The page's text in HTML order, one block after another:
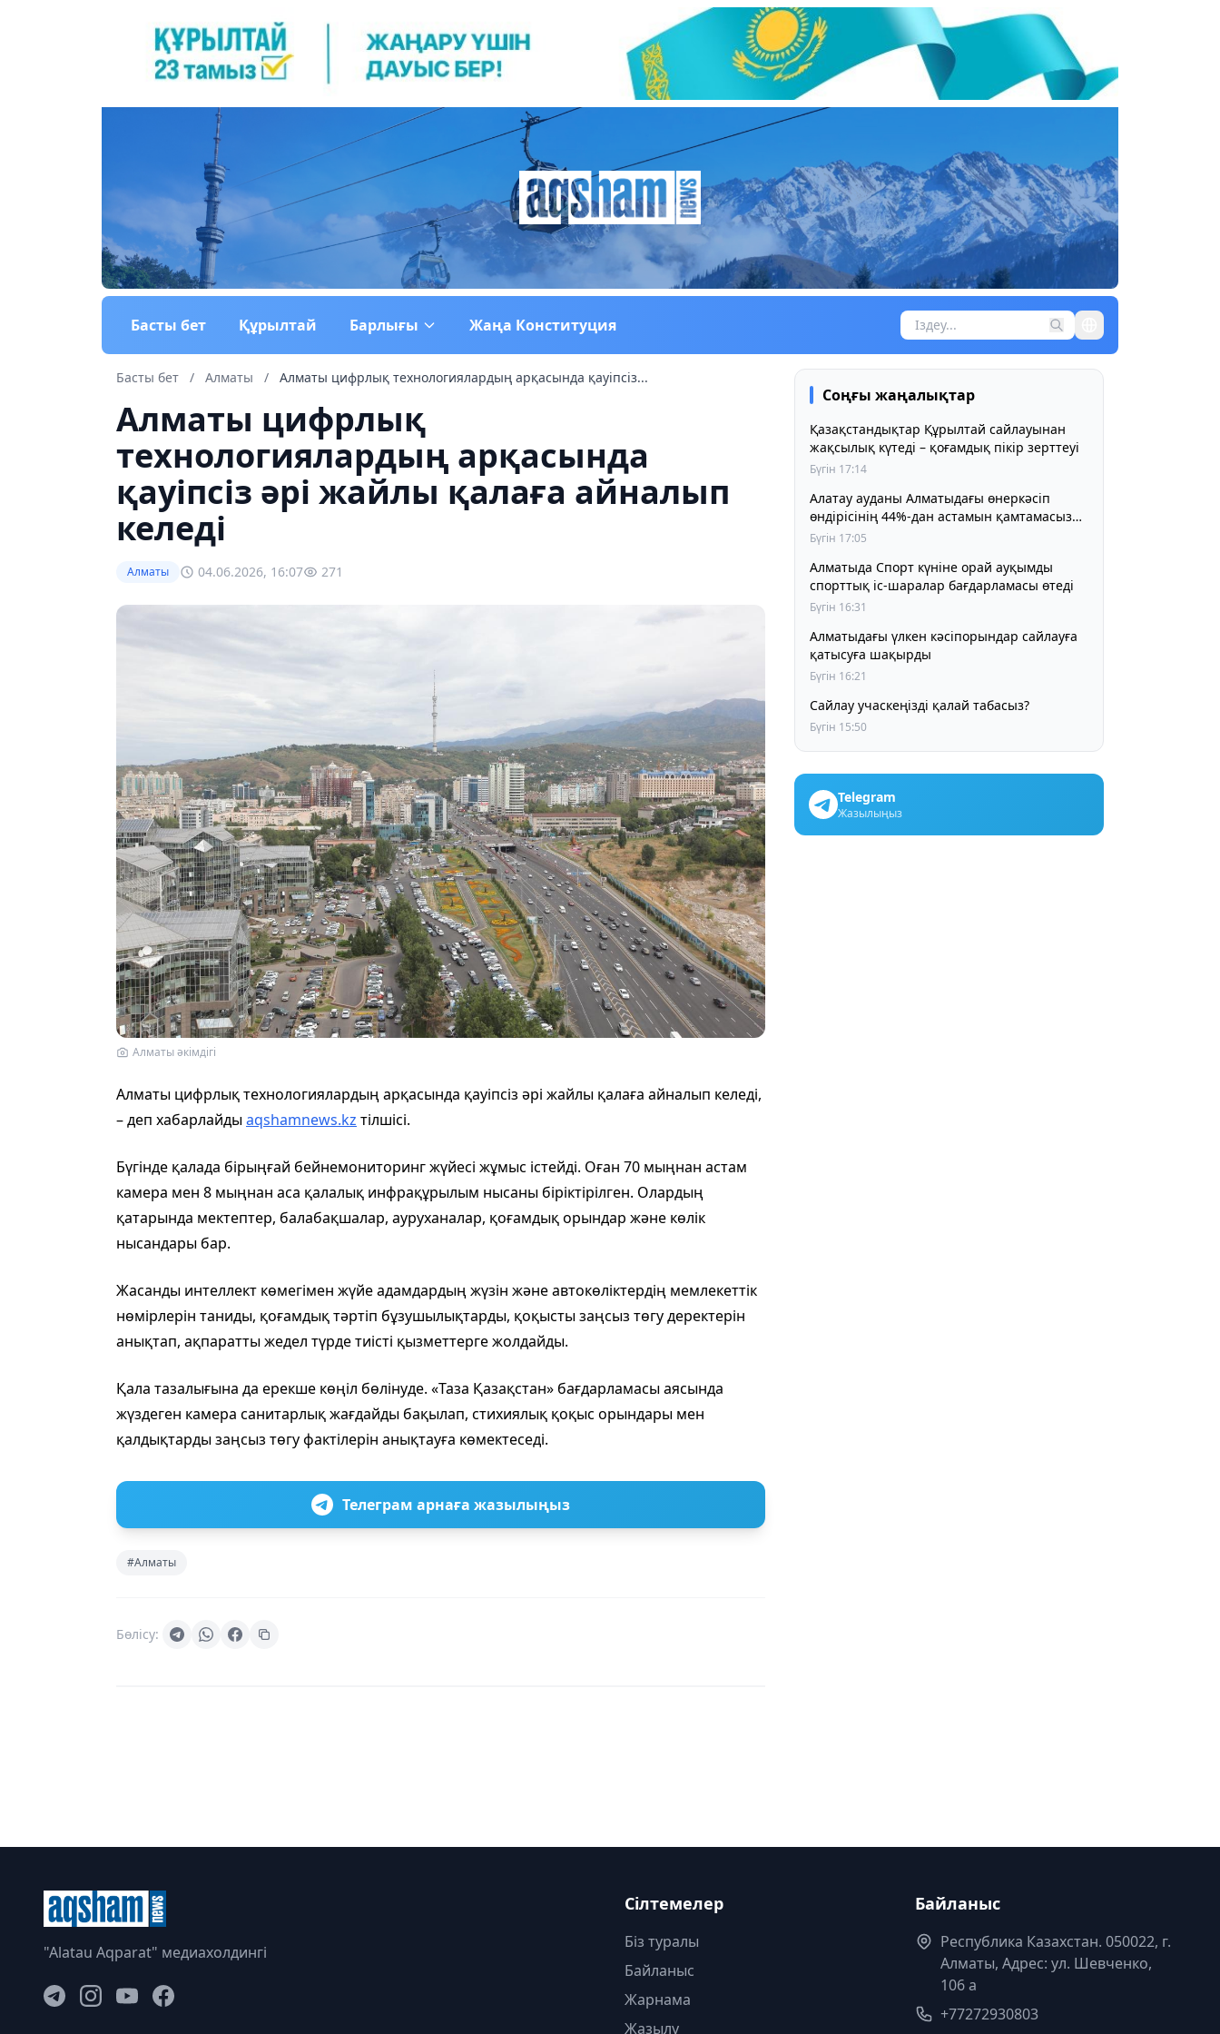
Басты бет Құрылтай Барлығы Жаңа Конституция
Басты бет / Алматы / Алматы цифрлық технологиялардың арқасында қауіпсіз...
Алматы цифрлық
технологиялардың арқасында
қауіпсіз әрі жайлы қалаға айналып
келеді
Алматы 04.06.2026, 16:07 271
Алматы әкімдігі
Алматы цифрлық технологиялардың арқасында қауіпсіз әрі жайлы қалаға айналып келеді,
– деп хабарлайдыaqshamnews.kz тілшісі.
Бүгінде қалада бірыңғай бейнемониторинг жүйесі жұмыс істейді. Оған 70 мыңнан астам
камера мен 8 мыңнан аса қалалық инфрақұрылым нысаны біріктірілген. Олардың
қатарында мектептер, балабақшалар, ауруханалар, қоғамдық орындар және көлік
нысандары бар.
Жасанды интеллект көмегімен жүйе адамдардың жүзін және автокөліктердің мемлекеттік
нөмірлерін таниды, қоғамдық тәртіп бұзушылықтарды, қоқысты заңсыз төгу деректерін
анықтап, ақпаратты жедел түрде тиісті қызметтерге жолдайды.
Қала тазалығына да ерекше көңіл бөлінуде. «Таза Қазақстан» бағдарламасы аясында
жүздеген камера санитарлық жағдайды бақылап, стихиялық қоқыс орындары мен
қалдықтарды заңсыз төгу фактілерін анықтауға көмектеседі.
Телеграм арнаға жазылыңыз
#Алматы
Бөлісу:
Соңғы жаңалықтар
Қазақстандықтар Құрылтай сайлауынан
жақсылық күтеді – қоғамдық пікір зерттеуі
Бүгін 17:14
Алатау ауданы Алматыдағы өнеркәсіп
өндірісінің 44%-дан астамын қамтамасыз
етіп отыр
Бүгін 17:05
Алматыда Спорт күніне орай ауқымды
спорттық іс-шаралар бағдарламасы өтеді
Бүгін 16:31
Алматыдағы үлкен кәсіпорындар сайлауға
қатысуға шақырды
Бүгін 16:21
Сайлау учаскеңізді қалай табасыз?
Бүгін 15:50
Telegram
Жазылыңыз
"Alatau Aqparat" медиахолдингі
Сілтемелер
Біз туралы
Байланыс
Жарнама
Жазылу
Байланыс
Республика Казахстан. 050022, г.
Алматы, Адрес: ул. Шевченко,
106 а
+77272930803